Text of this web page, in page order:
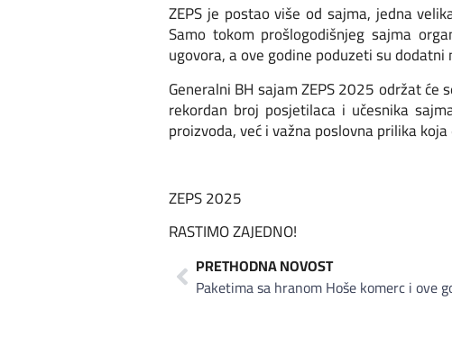
ZEPS je postao više od sajma, jedna
Samo tokom prošlogodišnjeg sajma
ugovora, a ove godine poduzeti su
Generalni BH sajam ZEPS 2025 održat
rekordan broj posjetilaca i učesnika
proizvoda, već i važna poslovna prilika
ZEPS 2025
RASTIMO ZAJEDNO!
PRETHODNA NOVOST